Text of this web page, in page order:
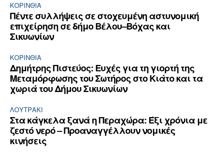
ΚΟΡΙΝΘΊΑ
Πέντε συλλήψεις σε στοχευμένη αστυνομική
επιχείρηση σε δήμο Βέλου–Βόχας και
Σικυωνίων
ΚΟΡΙΝΘΊΑ
Δημήτρης Πιστεύος: Ευχές για τη γιορτή της
Μεταμόρφωσης του Σωτήρος στο Κιάτο και τα
χωριά του Δήμου Σικυωνίων
ΛΟΥΤΡΆΚΙ
Στα κάγκελα ξανά η Περαχώρα: Έξι χρόνια με
ζεστό νερό – Προαναγγέλλουν νομικές
κινήσεις